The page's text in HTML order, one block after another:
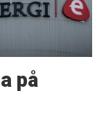
på